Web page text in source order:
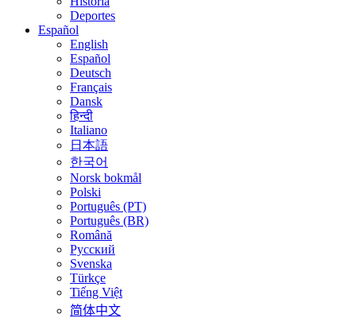
Deportes
Español
English
Español
Deutsch
Français
Dansk
हिन्दी
Italiano
日本語
한국어
Norsk bokmål
Polski
Português (PT)
Português (BR)
Română
Русский
Svenska
Türkçe
Tiếng Việt
简体中文